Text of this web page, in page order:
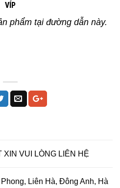
VÍP
phẩm tại đường dẫn này.
XIN VUI LÒNG LIÊN HỆ
Liên Hà, Đông Anh, Hà